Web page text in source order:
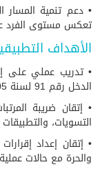
• دعم تنمية
تعكس مستوى الفرد
الأهداف
• تدريب عملي على
الدخل رقم 91 لسنة 2005 وتعديلاته.
• إتقان ضريبة
التسويات، والتطبيقات
• إتقان إعداد
والحرة مع حالات